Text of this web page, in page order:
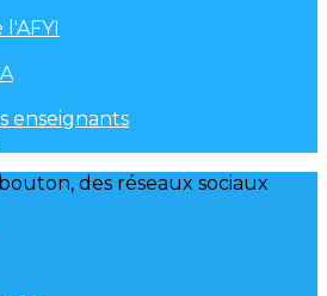
enseignants
des réseaux sociaux